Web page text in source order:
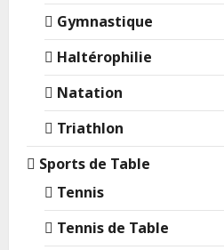
Gymnastique
Haltérophilie
Natation
Triathlon
Sports de Table
Tennis
Tennis de Table